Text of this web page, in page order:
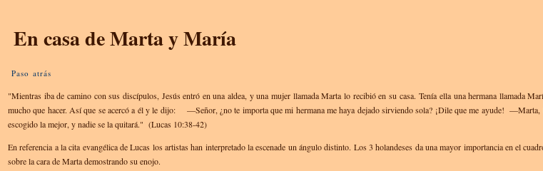
En casa de Marta y María
Paso atrás
"Mientras iba de camino con sus discípulos, Jesús entró en una aldea, y una mujer llamada Marta lo recibió en su casa. Tenía ella una hermana llamada
mucho que hacer. Así que se acercó a él y le dijo: —Señor, ¿no te importa que mi hermana me haya dejado sirviendo sola? ¡Dile que me ayude!
escogido la mejor, y nadie se la quitará." (Lucas 10:38-42)
En referencia a la cita evangélica de Lucas los artistas han interpretado la escenade un ángulo distinto. Los 3 holandeses da una mayor importancia en el
sobre la cara de Marta demostrando su enojo.